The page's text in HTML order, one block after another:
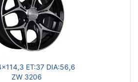
ET:37 DIA:56,6
ZW 3206